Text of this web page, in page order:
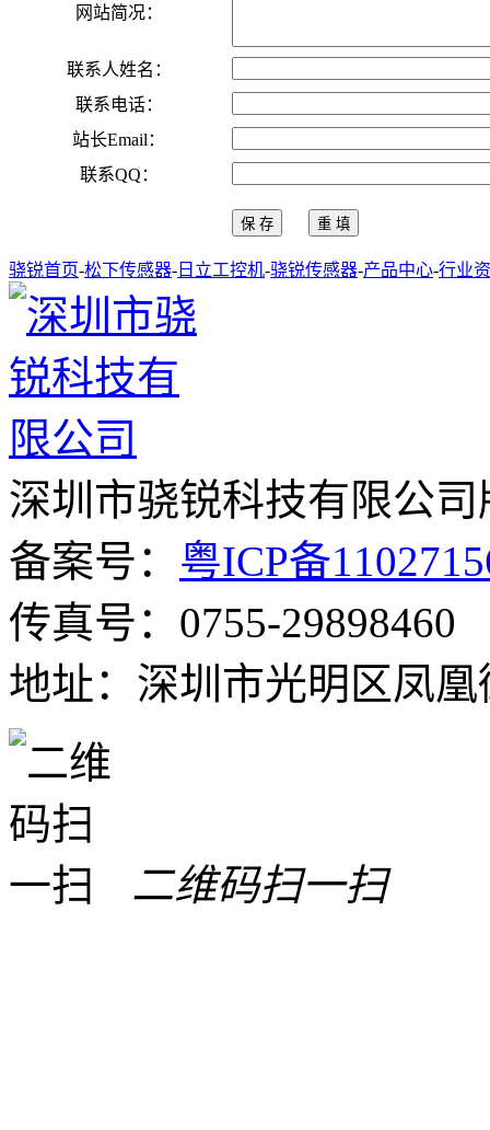
网站简况：
联系人姓名：
联系电话：
站长Email：
联系QQ：
骁锐首页-松下传感器- 日立工控机-骁锐传感器-产品中心-行业
深圳市骁锐科技有限公司
备案号： 粤ICP备
传真号：0755-29898460
地址：深圳市光明区凤
二维码扫一扫